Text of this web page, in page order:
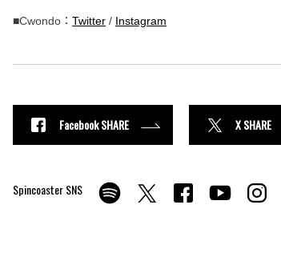
■Cwondo： Twitter / Instagram
Facebook SHARE X SHARE
Spincoaster SNS